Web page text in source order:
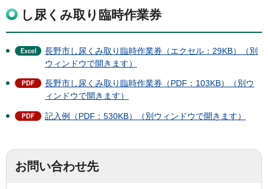
し尿くみ取り臨時作業券
長野市し尿くみ取り臨時作業券（エクセル：29KB）（別
ウィンドウで開きます）
長野市し尿くみ取り臨時作業券（PDF：103KB）（別ウ
ィンドウで開きます）
記入例（PDF：530KB）（別ウィンドウで開きます）
お問い合わせ先